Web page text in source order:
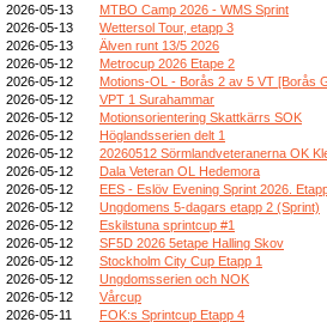
2026-05-13
MTBO Camp 2026 - WMS Sprint
2026-05-13
Wettersol Tour, etapp 3
2026-05-13
Älven runt 13/5 2026
2026-05-12
Metrocup 2026 Etape 2
2026-05-12
Motions-OL - Borås 2 av 5 VT [Borås
2026-05-12
VPT 1 Surahammar
2026-05-12
Motionsorientering Skattkärrs SOK
2026-05-12
Höglandsserien delt 1
2026-05-12
20260512 Sörmlandveteranerna OK
2026-05-12
Dala Veteran OL Hedemora
2026-05-12
EES - Eslöv Evening Sprint 2026.
2026-05-12
Ungdomens 5-dagars etapp 2 (Sprint)
2026-05-12
Eskilstuna sprintcup #1
2026-05-12
SF5D 2026 5etape Halling Skov
2026-05-12
Stockholm City Cup Etapp 1
2026-05-12
Ungdomsserien och NOK
2026-05-12
Vårcup
2026-05-11
FOK:s Sprintcup Etapp 4